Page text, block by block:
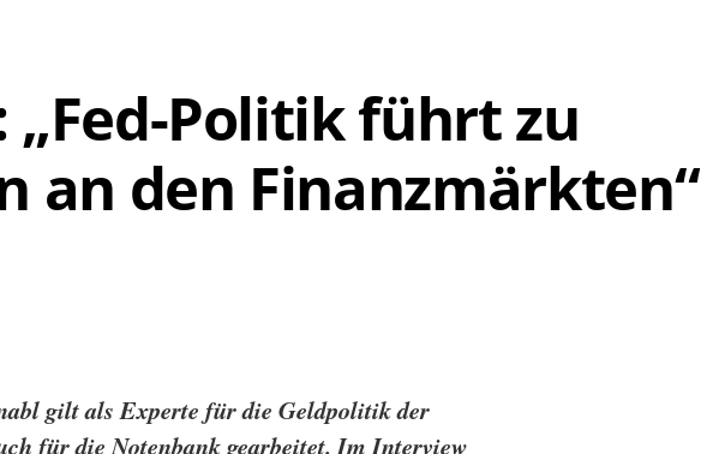
„Fed-Politik führt zu
an den Finanzmärkten“
gilt als Experte für die Geldpolitik der
für die Notenbank gearbeitet. Im Interview